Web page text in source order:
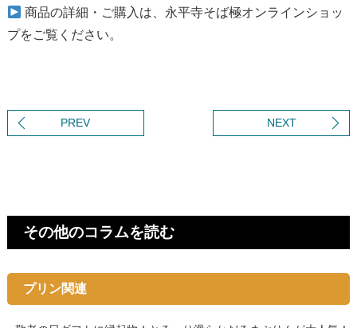
商品の詳細・ご購入は、 永平寺そば極オンラインショッ
プをご覧ください。
PREV NEXT
その他のコラムを読む
プリン関連